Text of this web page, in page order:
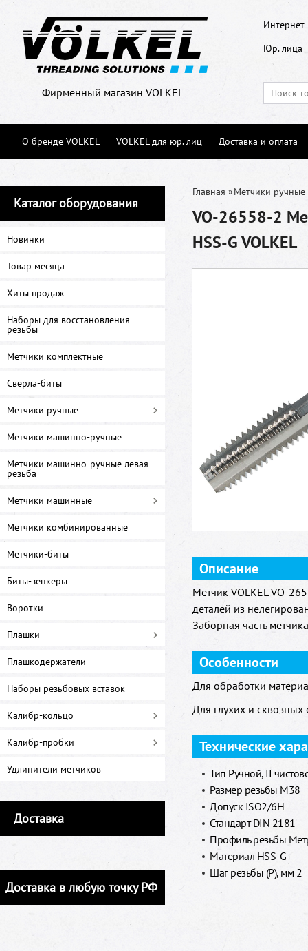
Фирменный магазин VOLKEL
Интернет
Юр. лица
О бренде VOLKEL VOLKEL для юр. лиц Доставка и оплата
Каталог оборудования
Новинки
Товар месяца
Хиты продаж
Наборы для восстановления
резьбы
Метчики комплектные
Сверла-биты
Метчики ручные
Метчики машинно-ручные
Метчики машинно-ручные левая
резьба
Метчики машинные
Метчики комбинированные
Метчики-биты
Биты-зенкеры
Воротки
Плашки
Плашкодержатели
Наборы резьбовых вставок
Калибр-кольцо
Калибр-пробки
Удлинители метчиков
Доставка
Доставка в любую точку РФ
Главная »Метчики ручные
VO-26558-2
HSS-G VOLKEL
Описание
Метчик VOLKEL VO-
деталей из
Заборная часть
Особенности
Для обработки
Для глухих и сквозных
Технические
Тип Ручной, II
Размер резьбы M38
Допуск ISO2/6H
Стандарт DIN 2181
Профиль резьбы
Материал HSS-G
Шаг резьбы (P), мм 2